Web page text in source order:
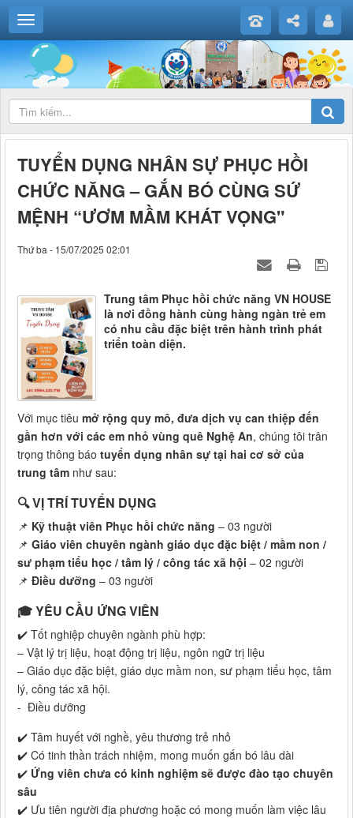
TUYỂN DỤNG NHÂN SỰ PHỤC HỒI
CHỨC NĂNG – GẮN BÓ CÙNG SỨ
MỆNH “ƯƠM MẦM KHÁT VỌNG"
Thứ ba - 15/07/2025 02:01
Trung tâm Phục hồi chức năng VN HOUSE
là nơi đồng hành cùng hàng ngàn trẻ em
có nhu cầu đặc biệt trên hành trình phát
triển toàn diện.
Với mục tiêu mở rộng quy mô, đưa dịch vụ can thiệp đến
gần hơn với các em nhỏ vùng quê Nghệ An, chúng tôi trân
trọng thông báo tuyển dụng nhân sự tại hai cơ sở của
trung tâm như sau:
🔍 VỊ TRÍ TUYỂN DỤNG
📌 Kỹ thuật viên Phục hồi chức năng – 03 người
📌 Giáo viên chuyên ngành giáo dục đặc biệt / mầm non /
sư phạm tiểu học / tâm lý / công tác xã hội – 02 người
📌 Điều dưỡng – 03 người
🎓 YÊU CẦU ỨNG VIÊN
✔️ Tốt nghiệp chuyên ngành phù hợp:
– Vật lý trị liệu, hoạt động trị liệu, ngôn ngữ trị liệu
– Giáo dục đặc biệt, giáo dục mầm non, sư phạm tiểu học, tâm
lý, công tác xã hội.
- Điều dưỡng
✔️ Tâm huyết với nghề, yêu thương trẻ nhỏ
✔️ Có tinh thần trách nhiệm, mong muốn gắn bó lâu dài
✔️ Ứng viên chưa có kinh nghiệm sẽ được đào tạo chuyên
sâu
✔️ Ưu tiên người địa phương hoặc có mong muốn làm việc lâu